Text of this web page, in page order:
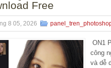
Free
8 05, 2026
ON1
công
và dễ